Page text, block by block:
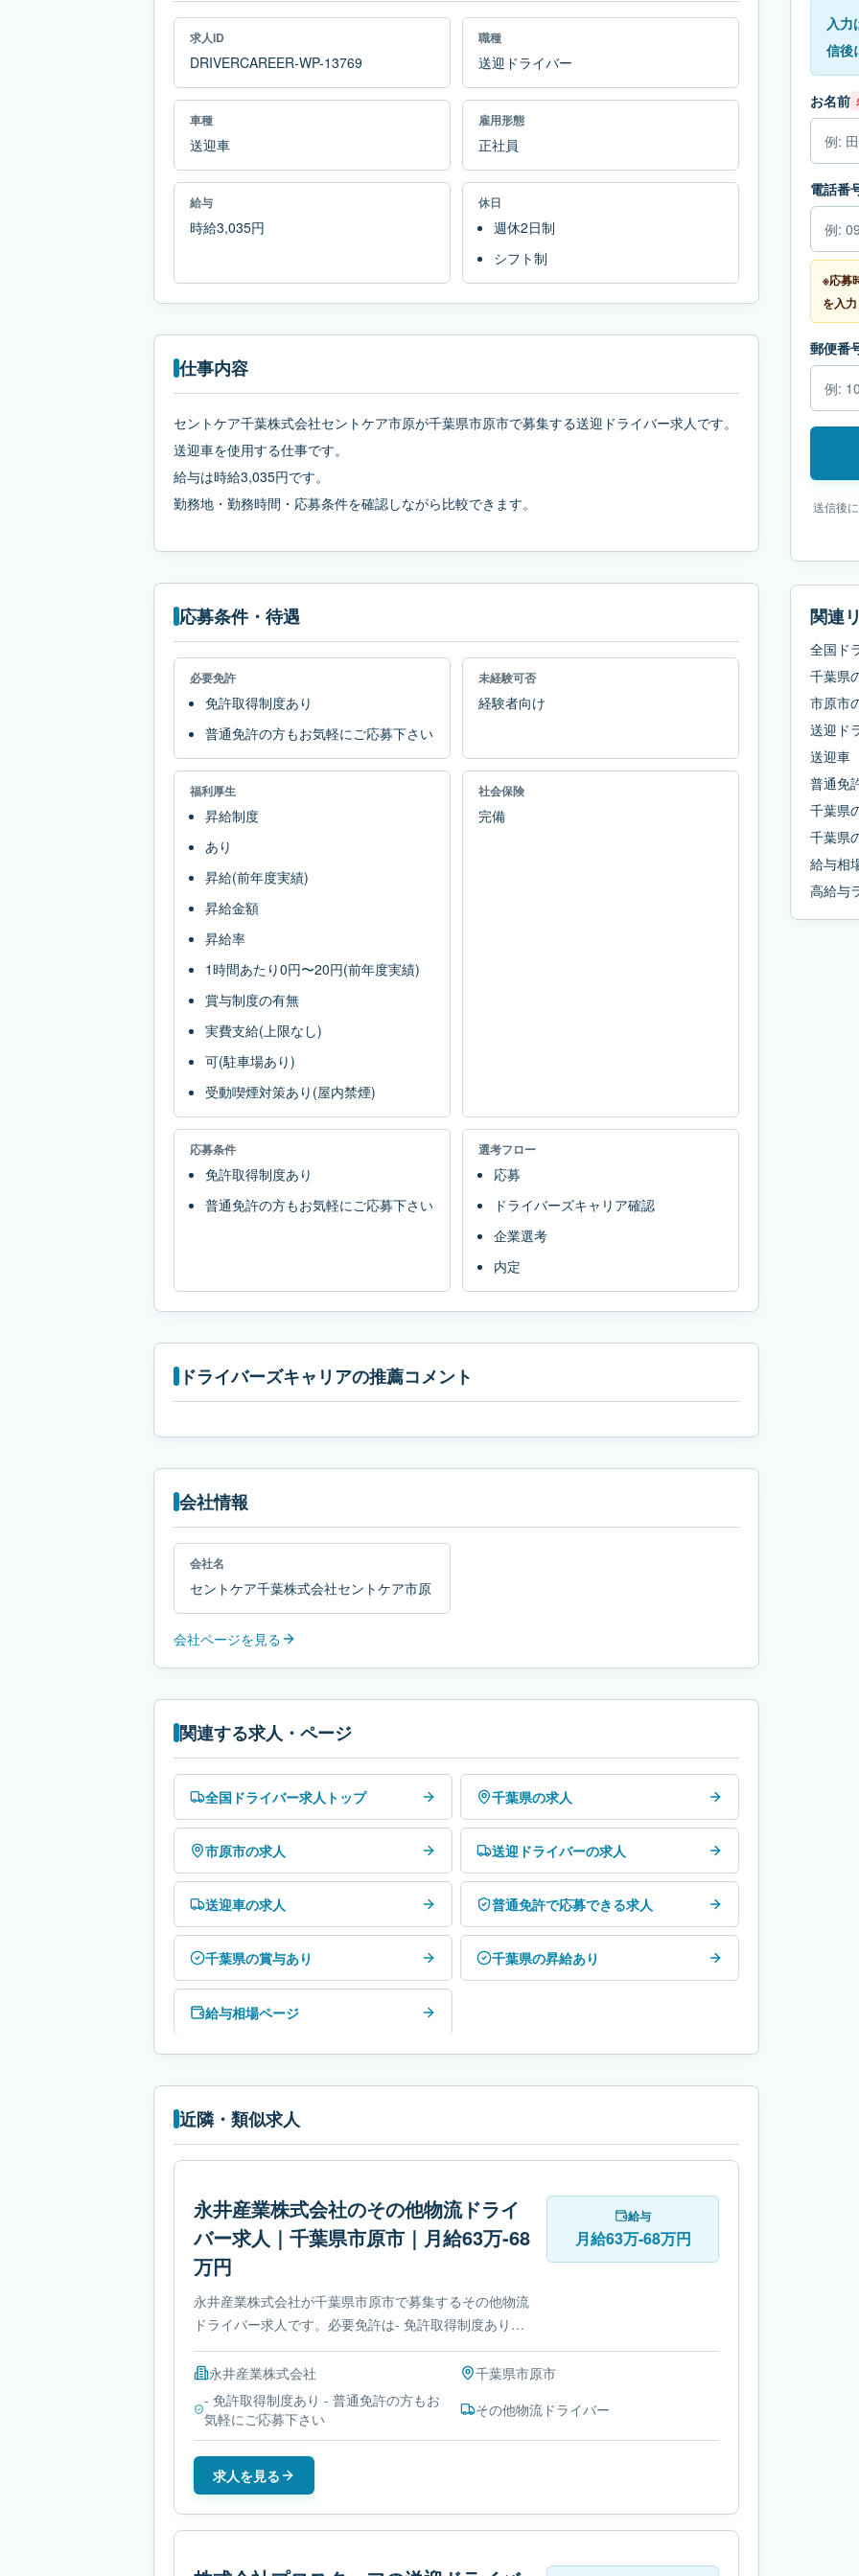
求人ID
DRIVERCAREER-WP-13769
職種
送迎ドライバー
車種
送迎車
雇用形態
正社員
給与
時給3,035円
休日
週休2日制
シフト制
仕事内容
セントケア千葉株式会社セントケア市原が千葉県市原市で募集する送迎ドライバー求人です。
送迎車を使用する仕事です。
給与は時給3,035円です。
勤務地・勤務時間・応募条件を確認しながら比較できます。
応募条件・待遇
必要免許
免許取得制度あり
普通免許の方もお気軽にご応募下さい
未経験可否
経験者向け
福利厚生
昇給制度
あり
昇給(前年度実績)
昇給金額
昇給率
1時間あたり0円〜20円(前年度実績)
賞与制度の有無
実費支給(上限なし)
可(駐車場あり)
受動喫煙対策あり(屋内禁煙)
社会保険
完備
応募条件
免許取得制度あり
普通免許の方もお気軽にご応募下さい
選考フロー
応募
ドライバーズキャリア確認
企業選考
内定
ドライバーズキャリアの推薦コメント
会社情報
会社名
セントケア千葉株式会社セントケア市原
会社ページを見る
関連する求人・ページ
全国ドライバー求人トップ 千葉県の求人
市原市の求人 送迎ドライバーの求人
送迎車の求人 普通免許で応募できる求人
千葉県の賞与あり 千葉県の昇給あり
給与相場ページ
近隣・類似求人
永井産業株式会社のその他物流ドライ
バー求人｜千葉県市原市｜月給63万-68
万円
永井産業株式会社が千葉県市原市で募集するその他物流
ドライバー求人です。必要免許は- 免許取得制度ありで
す。
給与
月給63万-68万円
永井産業株式会社 千葉県市原市
- 免許取得制度あり - 普通免許の方もお
気軽にご応募下さい
その他物流ドライバー
求人を見る
入力
信後
お名前
電話番
※応募
を入
郵便番
送信後
関連
全国ド
千葉県
市原市
送迎ド
送迎車
普通免
千葉県
千葉県
給与相
高給与